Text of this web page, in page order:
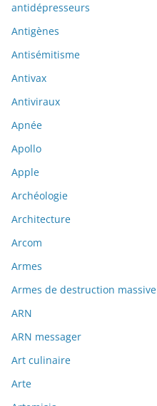
antidépresseurs
Antigènes
Antisémitisme
Antivax
Antiviraux
Apnée
Apollo
Apple
Archéologie
Architecture
Arcom
Armes
Armes de destruction massive
ARN
ARN messager
Art culinaire
Arte